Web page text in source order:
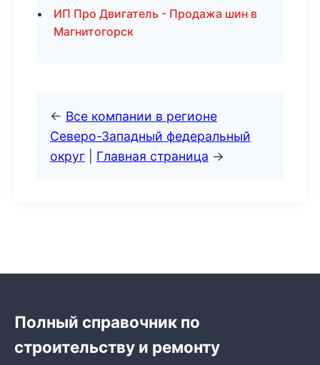
ИП Про Двигатель - Продажа шин в
Магнитогорск
← Все компании в регионе
Северо-Западный федеральный
округ
Главная страница →
Полный справочник по
строительству и ремонту